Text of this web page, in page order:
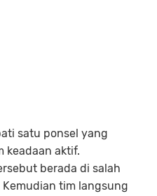
satu ponsel yang
keadaan aktif.
berada di salah
tim langsung